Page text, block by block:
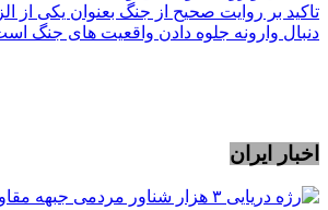
تاکید بر روایت صحیح از جنگ بعنوان یکی از
دنبال وارونه جلوه دادن واقعیت های جنگ
اخبار ایران